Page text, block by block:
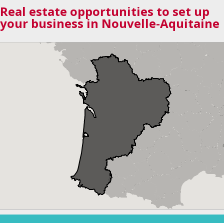
Real estate opportunities to set up
your business in Nouvelle-Aquitaine